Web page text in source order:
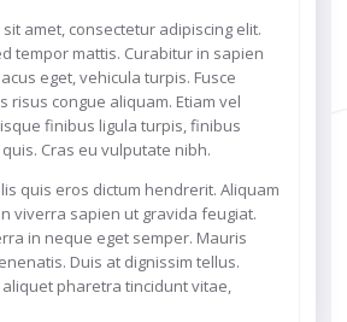
amet, consectetur adipiscing elit.
tempor mattis. Curabitur in sapien
eget, vehicula turpis. Fusce
risus congue aliquam. Etiam vel
finibus ligula turpis, finibus
Cras eu vulputate nibh.
quis eros dictum hendrerit. Aliquam
viverra sapien ut gravida feugiat.
in neque eget semper. Mauris
Duis at dignissim tellus.
pharetra tincidunt vitae,